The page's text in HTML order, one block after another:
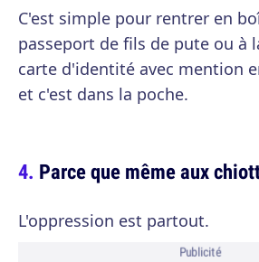
C'est simple pour rentrer en
passeport de fils de pute ou à
carte d'identité avec mention
et c'est dans la poche.
Parce que même aux
L'oppression est partout.
Publicité